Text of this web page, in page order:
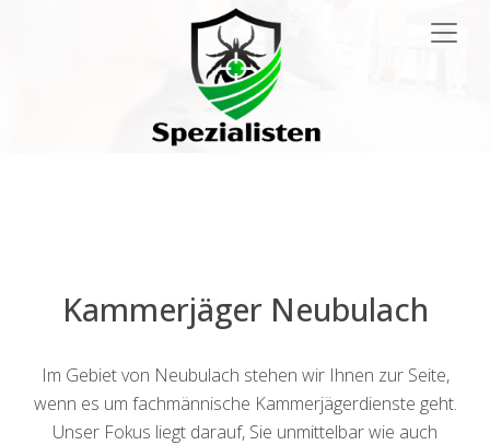
Kammerjäger Neubulach
Im Gebiet von Neubulach stehen wir Ihnen zur Seite,
wenn es um fachmännische Kammerjägerdienste geht.
Unser Fokus liegt darauf, Sie unmittelbar wie auch